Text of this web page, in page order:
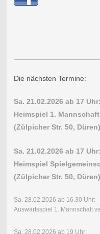
Die nächsten Termine:
Sa. 21.02.2026 ab 17 Uhr:
Heimspiel 1.
(Zülpicher Str. 50, Düren)
Sa. 21.02.2026 ab 17 Uhr:
Heimspiel
(Zülpicher Str. 50, Düren)
Sa. 28.02.2026 ab 16.30 Uhr:
Auswärtsspiel 1. Mannschaft
Sa. 28.02.2026 ab 19 Uhr: